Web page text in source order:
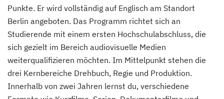
Punkte. Er wird vollständig auf Englisch am Standort
Berlin angeboten. Das Programm richtet sich an
Studierende mit einem ersten Hochschulabschluss, die
sich gezielt im Bereich audiovisuelle Medien
weiterqualifizieren möchten. Im Mittelpunkt stehen die
drei Kernbereiche Drehbuch, Regie und Produktion.
Innerhalb von zwei Jahren lernst du, verschiedene